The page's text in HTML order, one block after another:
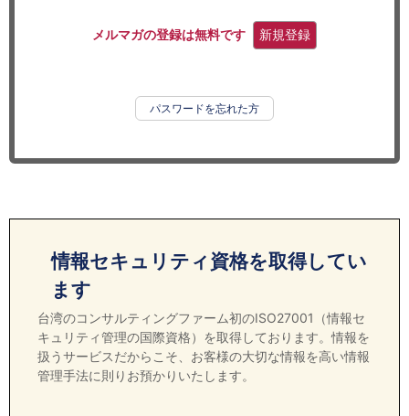
メルマガの登録は無料です 新規登録
パスワードを忘れた方
情報セキュリティ資格を取得してい
ます
台湾のコンサルティングファーム初のISO27001（情報セ
キュリティ管理の国際資格）を取得しております。情報を
扱うサービスだからこそ、お客様の大切な情報を高い情報
管理手法に則りお預かりいたします。